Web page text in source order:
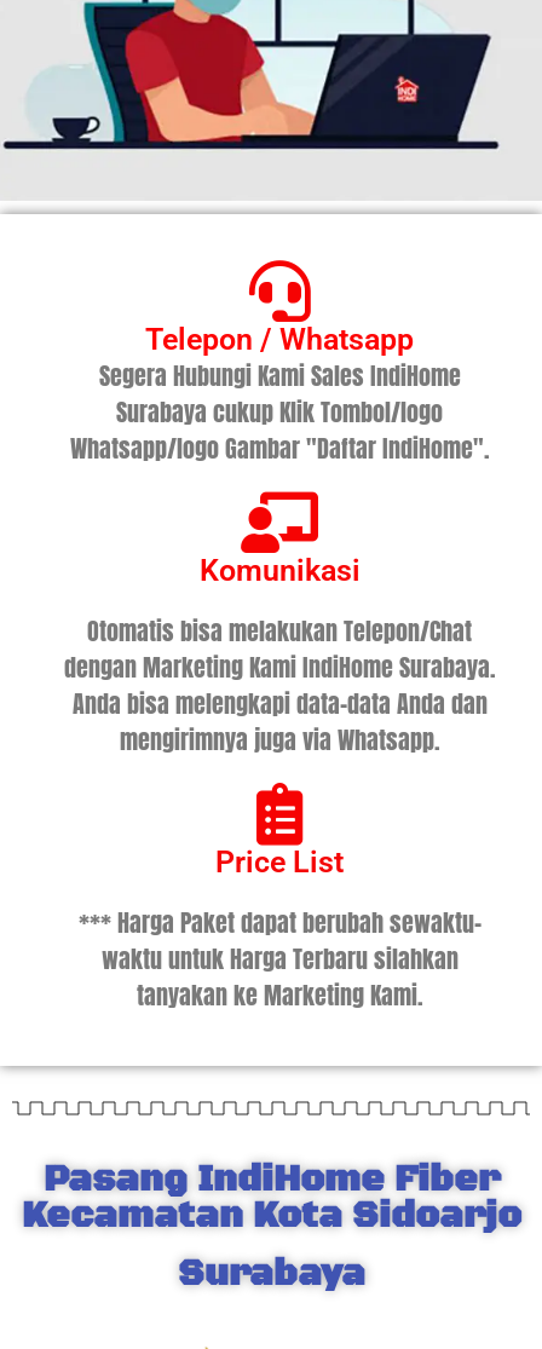
Telepon / Whatsapp
Segera Hubungi Kami Sales IndiHome
Surabaya cukup Klik Tombol/logo
Whatsapp/logo Gambar "Daftar IndiHome".
Komunikasi
Otomatis bisa melakukan Telepon/Chat
dengan Marketing Kami IndiHome Surabaya.
Anda bisa melengkapi data-data Anda dan
mengirimnya juga via Whatsapp.
Price List
*** Harga Paket dapat berubah sewaktu-
waktu untuk Harga Terbaru silahkan
tanyakan ke Marketing Kami.
Pasang IndiHome Fiber
Kecamatan Kota Sidoarjo
Surabaya